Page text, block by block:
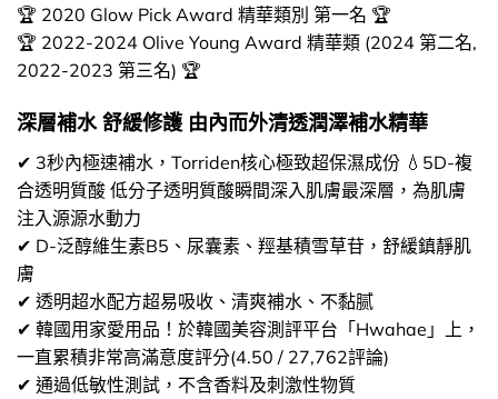
🏆 2020 Glow Pick Award 精華類別 第一名 🏆
🏆 2022-2024 Olive Young Award 精華類 (2024 第二名,
2022-2023 第三名) 🏆
深層補水 舒緩修護 由內而外清透潤澤補水精華
✔ 3秒內極速補水，Torriden核心極致超保濕成份 💧5D-複
合透明質酸 低分子透明質酸瞬間深入肌膚最深層，為肌膚
注入源源水動力
✔ D-泛醇維生素B5、尿囊素、羥基積雪草苷，舒緩鎮靜肌
膚
✔ 透明超水配方超易吸收、清爽補水、不黏腻
✔ 韓國用家愛用品！於韓國美容測評平台「Hwahae」上，
一直累積非常高滿意度評分(4.50 / 27,762評論)
✔ 通過低敏性測試，不含香料及刺激性物質